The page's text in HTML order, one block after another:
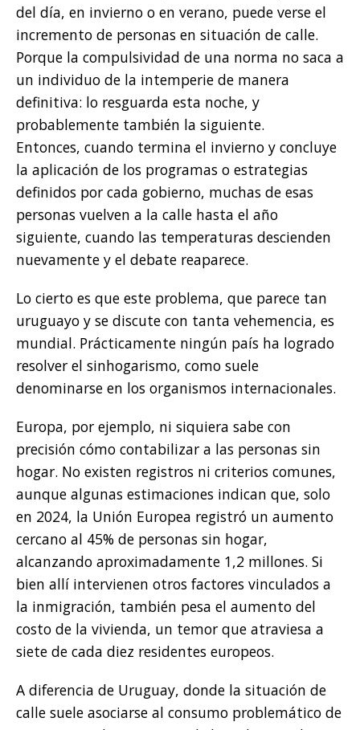
del día, en invierno o en verano, puede verse el
incremento de personas en situación de calle.
Porque la compulsividad de una norma no saca a
un individuo de la intemperie de manera
definitiva: lo resguarda esta noche, y
probablemente también la siguiente.
Entonces, cuando termina el invierno y concluye
la aplicación de los programas o estrategias
definidos por cada gobierno, muchas de esas
personas vuelven a la calle hasta el año
siguiente, cuando las temperaturas descienden
nuevamente y el debate reaparece.
Lo cierto es que este problema, que parece tan
uruguayo y se discute con tanta vehemencia, es
mundial. Prácticamente ningún país ha logrado
resolver el sinhogarismo, como suele
denominarse en los organismos internacionales.
Europa, por ejemplo, ni siquiera sabe con
precisión cómo contabilizar a las personas sin
hogar. No existen registros ni criterios comunes,
aunque algunas estimaciones indican que, solo
en 2024, la Unión Europea registró un aumento
cercano al 45% de personas sin hogar,
alcanzando aproximadamente 1,2 millones. Si
bien allí intervienen otros factores vinculados a
la inmigración, también pesa el aumento del
costo de la vivienda, un temor que atraviesa a
siete de cada diez residentes europeos.
A diferencia de Uruguay, donde la situación de
calle suele asociarse al consumo problemático de